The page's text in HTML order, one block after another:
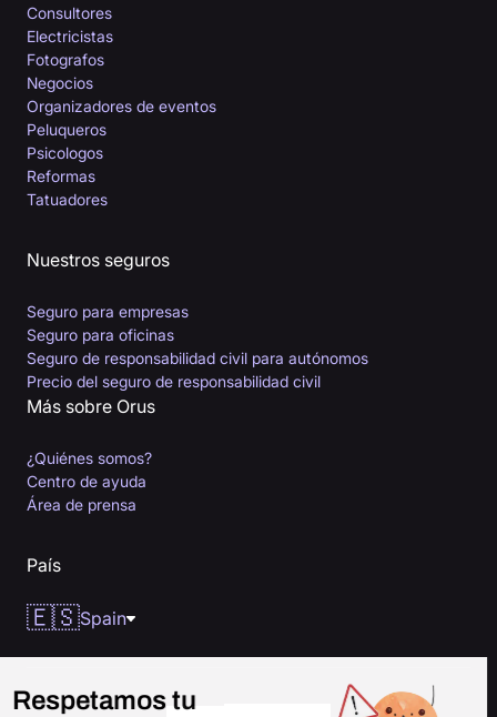
Consultores
Electricistas
Fotografos
Negocios
Organizadores de eventos
Peluqueros
Psicologos
Reformas
Tatuadores
Nuestros seguros
Seguro para empresas
Seguro para oficinas
Seguro de responsabilidad civil para autónomos
Precio del seguro de responsabilidad civil
Más sobre Orus
¿Quiénes somos?
Centro de ayuda
Área de prensa
País
🇪🇸Spain
Respetamos tu